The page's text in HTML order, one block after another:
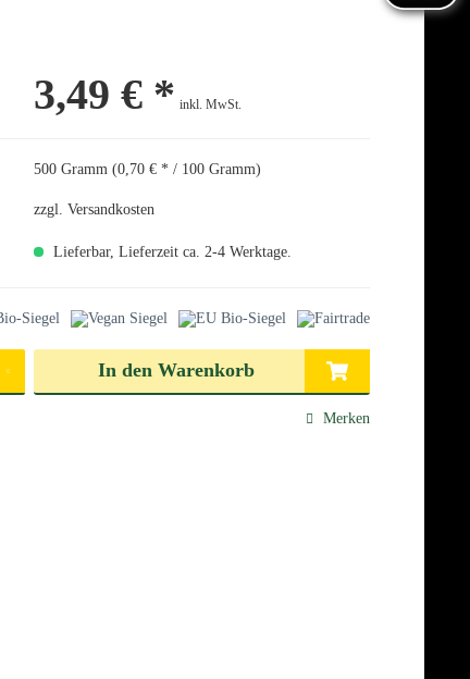
3,49 € * inkl. MwSt.
500 Gramm (0,70 € * / 100 Gramm)
zzgl. Versandkosten
Lieferbar, Lieferzeit ca. 2-4 Werktage.
In den Warenkorb
Merken